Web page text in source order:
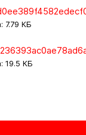
7.79 КБ
19.5 КБ